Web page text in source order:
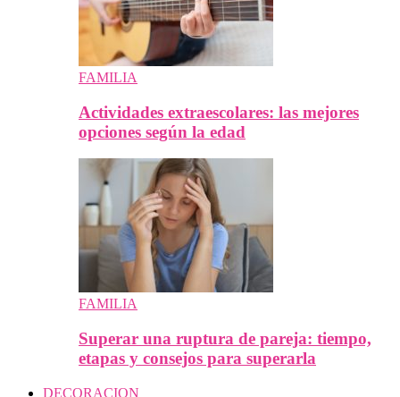
FAMILIA
Actividades extraescolares: las mejores
opciones según la edad
FAMILIA
Superar una ruptura de pareja: tiempo,
etapas y consejos para superarla
DECORACION